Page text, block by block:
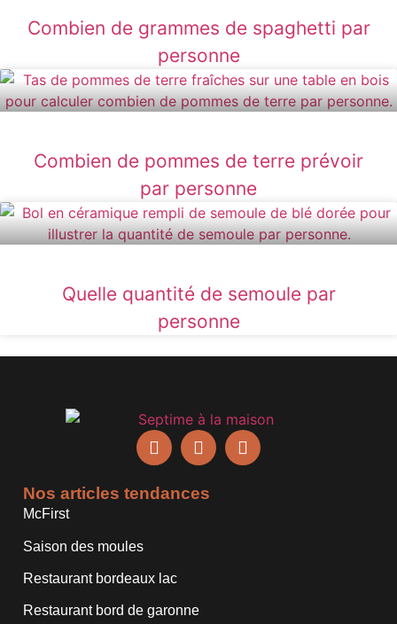
Combien de grammes de spaghetti par
personne
Combien de pommes de terre prévoir
par personne
Quelle quantité de semoule par
personne
Nos articles tendances
McFirst
Saison des moules
Restaurant bordeaux lac
Restaurant bord de garonne